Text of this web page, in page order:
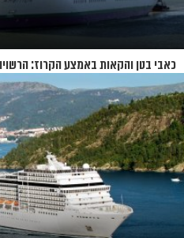
כאבי בטן והקאות באמצע הקרוז: